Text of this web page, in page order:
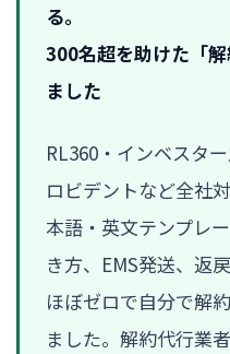
る。
300名超を助けた「
ました
RL360・インベスタ
ロビデントなど全社
本語・英文テンプレ
き方、EMS発送、返
ほぼゼロで自分で解
ました。解約代行業